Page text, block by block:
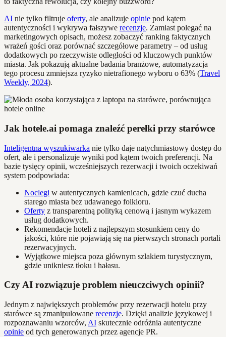
AI nie tylko filtruje oferty, ale analizuje opinie pod kątem
autentyczności i wykrywa fałszywe recenzje. Zamiast polegać na
marketingowych opisach, możesz zobaczyć ranking faktycznych
wrażeń gości oraz porównać szczegółowe parametry – od usług
dodatkowych po rzeczywiste odległości od kluczowych punktów
miasta. Jak pokazują aktualne badania branżowe, automatyzacja
tego procesu zmniejsza ryzyko nietrafionego wyboru o 63% (Travel
Weekly, 2024).
Jak hotele.ai pomaga znaleźć perełki przy starówce
Inteligentna wyszukiwarka nie tylko daje natychmiastowy dostęp do
ofert, ale i personalizuje wyniki pod kątem twoich preferencji. Na
bazie tysięcy opinii, wcześniejszych rezerwacji i twoich oczekiwań
system podpowiada:
Noclegi w autentycznych kamienicach, gdzie czuć ducha
starego miasta bez udawanego folkloru.
Oferty z transparentną polityką cenową i jasnym wykazem
usług dodatkowych.
Rekomendacje hoteli z najlepszym stosunkiem ceny do
jakości, które nie pojawiają się na pierwszych stronach portali
rezerwacyjnych.
Wyjątkowe miejsca poza głównym szlakiem turystycznym,
gdzie unikniesz tłoku i hałasu.
Czy AI rozwiązuje problem nieuczciwych opinii?
Jednym z największych problemów przy rezerwacji hotelu przy
starówce są zmanipulowane recenzje. Dzięki analizie językowej i
rozpoznawaniu wzorców, AI skutecznie odróżnia autentyczne
opinie od tych generowanych przez agencje PR.